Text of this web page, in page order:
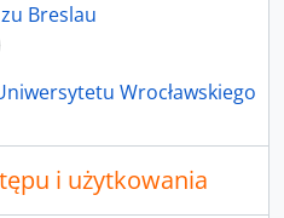
Breslau
Wrocławskiego
i użytkowania